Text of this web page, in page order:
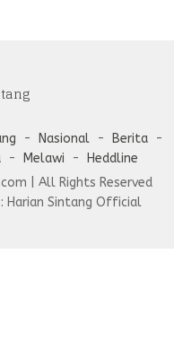
Nasional
Berita
Melawi
Heddline
| All Rights Reserved
Harian Sintang Official